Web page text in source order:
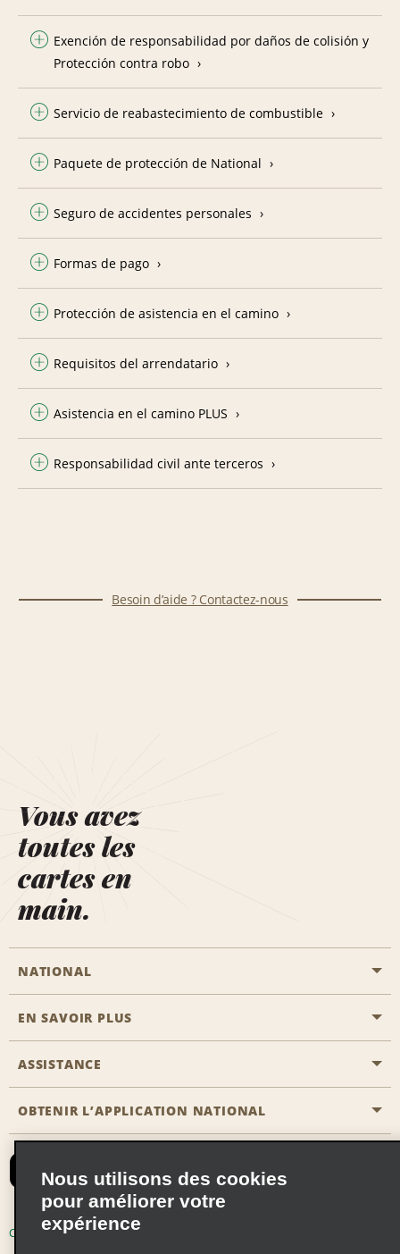
Exención de responsabilidad por daños de colisión y
Protección contra robo
Servicio de reabastecimiento de combustible
Paquete de protección de National
Seguro de accidentes personales
Formas de pago
Protección de asistencia en el camino
Requisitos del arrendatario
Asistencia en el camino PLUS
Responsabilidad civil ante terceros
Besoin d’aide ? Contactez-nous
Vous avez
toutes les
cartes en
main.
NATIONAL
Passer une réservation
Solutions pour les professionnels
EN SAVOIR PLUS
Carrière
ASSISTANCE
Accessibilité
Nous contacter
Recevoir des offres par email
OBTENIR L’APPLICATION NATIONAL
Conditions d’utilisation
Nous utilisons des cookies
pour améliorer votre
expérience